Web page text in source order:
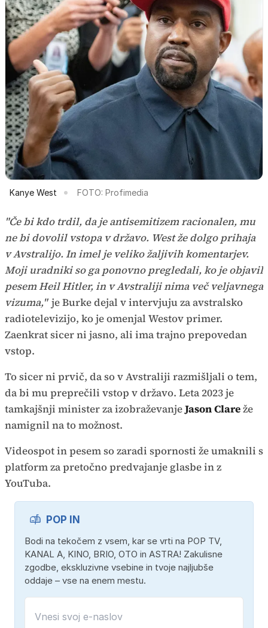
Kanye West FOTO: Profimedia
"Če bi kdo trdil, da je antisemitizem racionalen, mu
ne bi dovolil vstopa v državo. West že dolgo prihaja
v Avstralijo. In imel je veliko žaljivih komentarjev.
Moji uradniki so ga ponovno pregledali, ko je objavil
pesem Heil Hitler, in v Avstraliji nima več veljavnega
vizuma," je Burke dejal v intervjuju za avstralsko
radiotelevizijo, ko je omenjal Westov primer.
Zaenkrat sicer ni jasno, ali ima trajno prepovedan
vstop.
To sicer ni prvič, da so v Avstraliji razmišljali o tem,
da bi mu preprečili vstop v državo. Leta 2023 je
tamkajšnji minister za izobraževanjeJason Clareže
namignil na to možnost.
Videospot in pesem so zaradi spornosti že umaknili s
platform za pretočno predvajanje glasbe in z
YouTuba.
POP IN
Bodi na tekočem z vsem, kar se vrti na POP TV,
KANAL A, KINO, BRIO, OTO in ASTRA! Zakulisne
zgodbe, ekskluzivne vsebine in tvoje najljubše
oddaje – vse na enem mestu.